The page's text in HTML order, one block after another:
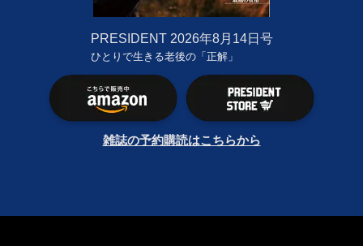
PRESIDENT 2026年8月14日号
ひとりで生きる老後の「正解」
雑誌の予約購読はこちらから